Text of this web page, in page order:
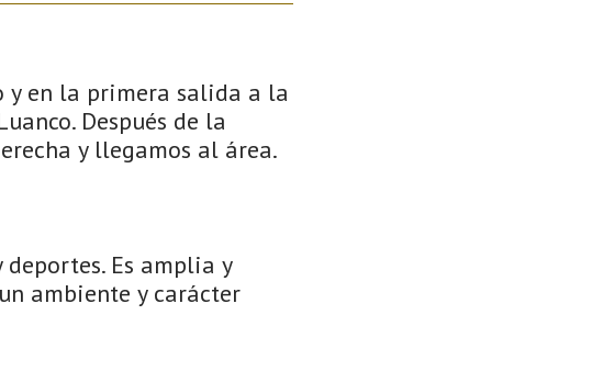
y en la primera salida a la
Después de la
y llegamos al área.
Es amplia y
ambiente y carácter